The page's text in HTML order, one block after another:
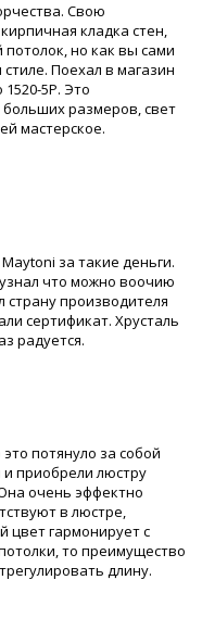
Свою
кладка стен,
но как вы сами
Поехал в магазин
5P. Это
больших размеров, свет
мастерское.
за такие деньги.
что можно воочию
страну производителя
сертификат. Хрусталь
радуется.
потянуло за собой
приобрели люстру
очень эффектно
в люстре,
цвет гармонирует с
то преимущество
длину.